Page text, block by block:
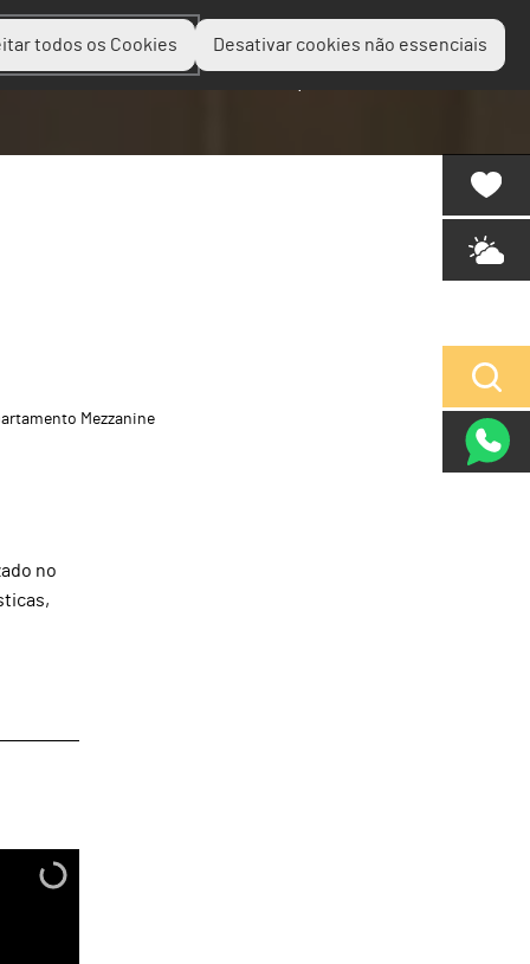
todos os Cookies Desativar cookies não essenciais
Planear Descobrir
Mezzanine
no